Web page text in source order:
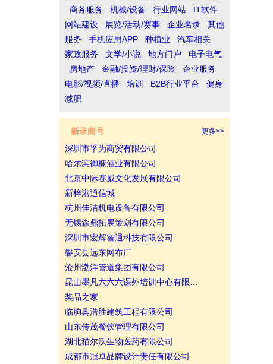
商务服务
机械/设备 行业网站
IT软件
网站建设
展览/活动/赛事 企业名录
其他
服务
手机应用APP 种植业
汽车相关
家政服务
文学/小说 地方门户
电子电气
房地产
金融/投资/理财/保险
企业服务
电影/视频/直播
培训 B2B行业平台
健身
减肥
更多>>
新录商号
深圳市孚为商贸有限公司
哈尔滨御糠酒业有限公司
北京中际赛威文化发展有限公司
新梓港通信城
杭州佳洁机电设备有限公司
无锡森鼎拓展策划有限公司
深圳市宏辉智通科技有限公司
磐安县远东网布厂
沧州渤洋管道集团有限公司
昆山墨凡六六六课外培训中心有限…
奖品之家
临朐县浩胜建筑工程有限公司
山东传茂餐饮管理有限公司
湖北猫尔沃生物医药有限公司
成都市冠卓品牌设计责任有限公司